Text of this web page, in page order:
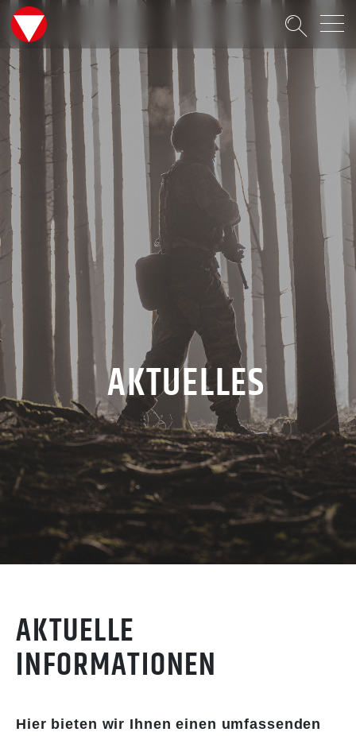
Suche
AKTUELLES
AKTUELLE
INFORMATIONEN
Hier bieten wir Ihnen einen umfassenden